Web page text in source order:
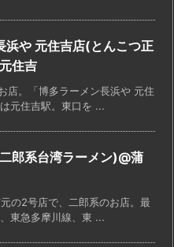
浜や 元住吉店(とんこつ正
住吉
店。「博多ラーメン長浜や 元住
元住吉駅。東口を ...
郎系台湾ラーメン)@蒲
の2号店で、二郎系のお店。最
東急多摩川線、東 ...